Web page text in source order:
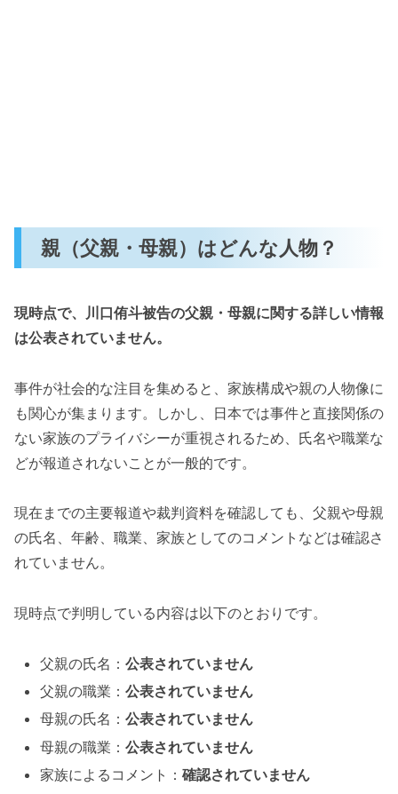
親（父親・母親）はどんな人物？
現時点で、川口侑斗被告の父親・母親に関する詳しい情報
は公表されていません。
事件が社会的な注目を集めると、家族構成や親の人物像に
も関心が集まります。しかし、日本では事件と直接関係の
ない家族のプライバシーが重視されるため、氏名や職業な
どが報道されないことが一般的です。
現在までの主要報道や裁判資料を確認しても、父親や母親
の氏名、年齢、職業、家族としてのコメントなどは確認さ
れていません。
現時点で判明している内容は以下のとおりです。
父親の氏名：公表されていません
父親の職業：公表されていません
母親の氏名：公表されていません
母親の職業：公表されていません
家族によるコメント：確認されていません